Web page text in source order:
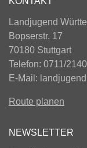
Landjugend
Bopserstr. 17
70180 Stuttgart
Telefon: 0711/
E-Mail:
Route planen
NEWSLETTER